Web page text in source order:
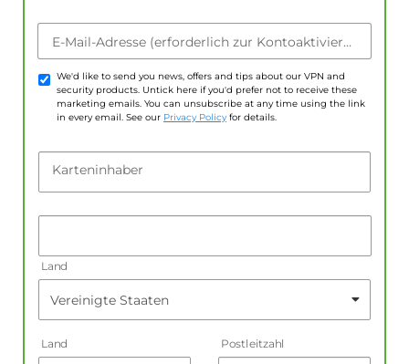
E-Mail-Adresse (erforderlich zur Kontoaktivierung)
We'd like to send you news, offers and tips about our VPN and
security products. Untick here if you'd prefer not to receive these
marketing emails. You can unsubscribe at any time using the link
in every email. See our Privacy Policy for details.
Karteninhaber
Land
Land Postleitzahl